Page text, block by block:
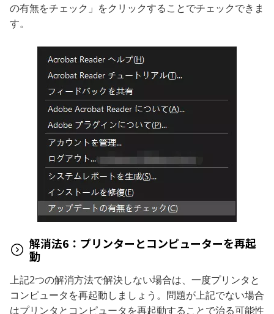
の有無をチェック」をクリックすることでチェックできま
す。
解消法6：プリンターとコンピューターを再起
動
上記2つの解消方法で解決しない場合は、一度プリンタと
コンピュータを再起動しましょう。問題が上記でない場合
はプリンタとコンピュータを再起動することで治る可能性